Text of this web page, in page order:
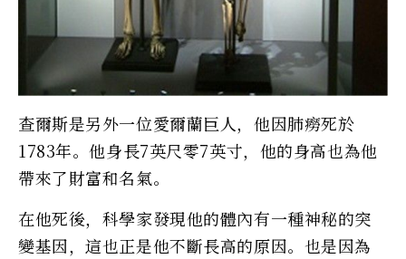
查爾斯是另外一位愛爾蘭巨人，他因肺癆死於
1783年。他身長7英尺零7英寸，他的身高也為他
帶來了財富和名氣。
在他死後，科學家發現他的體內有一種神秘的突
變基因，這也正是他不斷長高的原因。也是因為